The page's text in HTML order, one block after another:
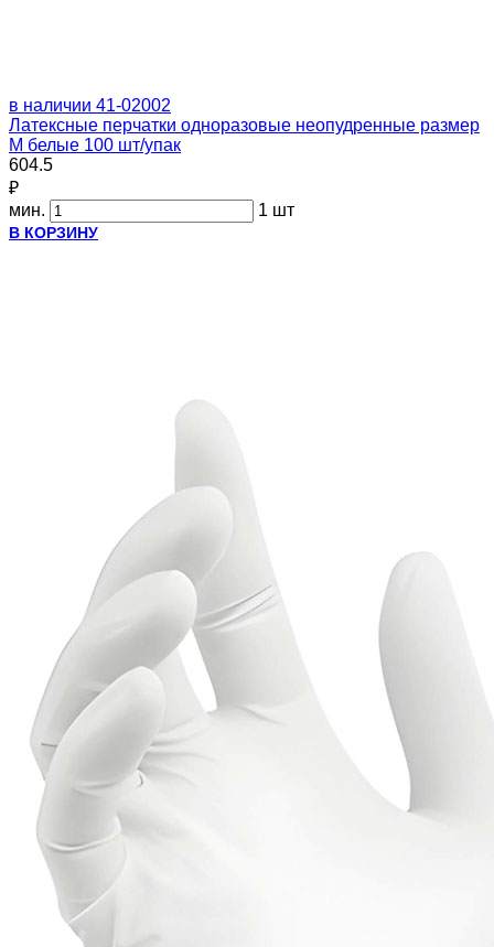
в наличии 41-02002
Латексные перчатки одноразовые неопудренные размер
M белые 100 шт/упак
604.5
₽
мин.
1 шт
В КОРЗИНУ